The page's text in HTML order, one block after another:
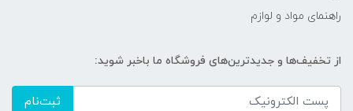
راهنمای مواد و لوازم
از تخفیف‌ها و جدیدترین‌های فروشگاه ما باخبر شوید:
ثبت‌نام